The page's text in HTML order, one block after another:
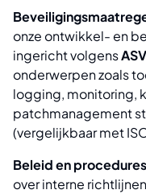
onze ontwikkel- en
ingericht volgens
onderwerpen zoals
logging, monitoring,
patchmanagement
(vergelijkbaar met
Beleid en
over interne